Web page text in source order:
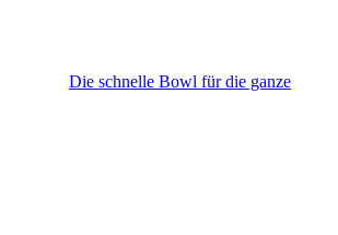
Die schnelle Bowl für die ganze